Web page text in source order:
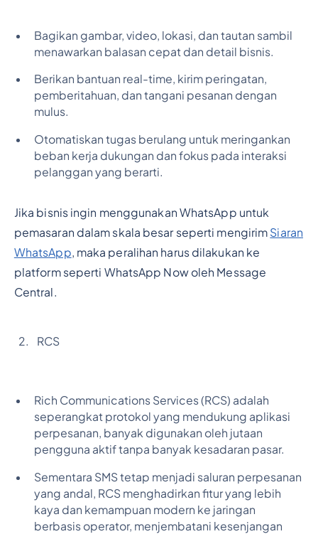
Bagikan gambar, video, lokasi, dan tautan sambil
menawarkan balasan cepat dan detail bisnis.
Berikan bantuan real-time, kirim peringatan,
pemberitahuan, dan tangani pesanan dengan
mulus.
Otomatiskan tugas berulang untuk meringankan
beban kerja dukungan dan fokus pada interaksi
pelanggan yang berarti.
Jika bisnis ingin menggunakan WhatsApp untuk
pemasaran dalam skala besar seperti mengirim Siaran
WhatsApp, maka peralihan harus dilakukan ke
platform seperti WhatsApp Now oleh Message
Central.
RCS
Rich Communications Services (RCS) adalah
seperangkat protokol yang mendukung aplikasi
perpesanan, banyak digunakan oleh jutaan
pengguna aktif tanpa banyak kesadaran pasar.
Sementara SMS tetap menjadi saluran perpesanan
yang andal, RCS menghadirkan fitur yang lebih
kaya dan kemampuan modern ke jaringan
berbasis operator, menjembatani kesenjangan